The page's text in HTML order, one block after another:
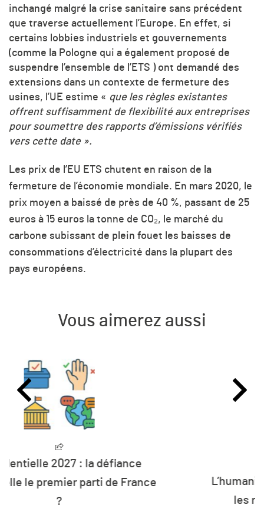
inchangé malgré la crise sanitaire sans précédent
que traverse actuellement l’Europe. En effet, si
certains lobbies industriels et gouvernements
(comme la Pologne qui a également proposé de
suspendre l’ensemble de l’ETS ) ont demandé des
extensions dans un contexte de fermeture des
usines, l’UE estime « que les règles existantes
offrent suffisamment de flexibilité aux entreprises
pour soumettre des rapports d’émissions vérifiés
vers cette date ».
Les prix de l’EU ETS chutent en raison de la
fermeture de l’économie mondiale. En mars 2020, le
prix moyen a baissé de près de 40 %, passant de 25
euros à 15 euros la tonne de CO₂, le marché du
carbone subissant de plein fouet les baisses de
consommations d’électricité dans la plupart des
pays européens.
Vous aimerez aussi
L’humanité vit désormais à crédit sur